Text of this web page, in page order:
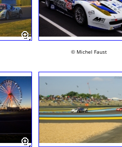
© Michel Faust